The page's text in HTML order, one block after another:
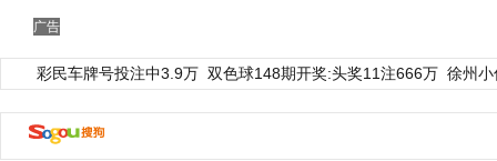
广告
彩民车牌号投注中3.9万 双色球148期开奖:头奖11注666万 徐州